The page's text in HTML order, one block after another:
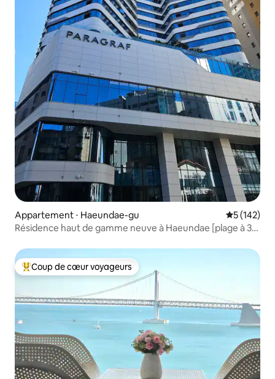
Appartement ⋅ Haeundae-gu Évaluation
5 (142)
Résidence haut de gamme neuve à Haeundae [plage à 3
grand sèche-linge / séjour relaxant
Coups de cœur voyageurs les plus appréciés
Coup de cœur voyageurs